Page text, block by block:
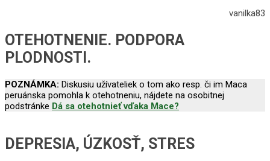
vanilka83
OTEHOTNENIE. PODPORA
PLODNOSTI.
POZNÁMKA: Diskusiu užívateliek o tom ako resp. či im Maca
peruánska pomohla k otehotneniu, nájdete na osobitnej
podstránke Dá sa otehotnieť vďaka Mace?
DEPRESIA, ÚZKOSŤ, STRES